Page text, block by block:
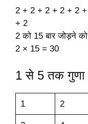
2 + 2 + 2 + 2 + 2
+ 2
2 को 15 बार जोड़ने
2 × 15 = 30
1 से 5 तक गुणा
1 2